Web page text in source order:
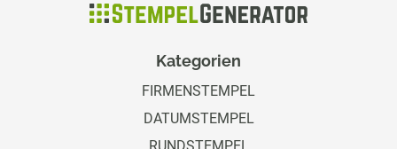
Kategorien
FIRMENSTEMPEL
DATUMSTEMPEL